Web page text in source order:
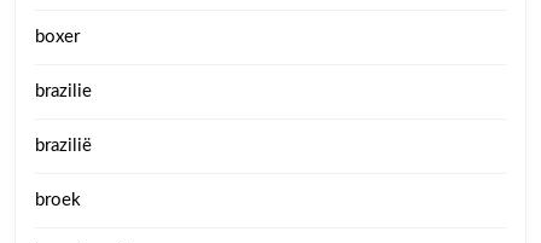
boxer
brazilie
brazilië
broek